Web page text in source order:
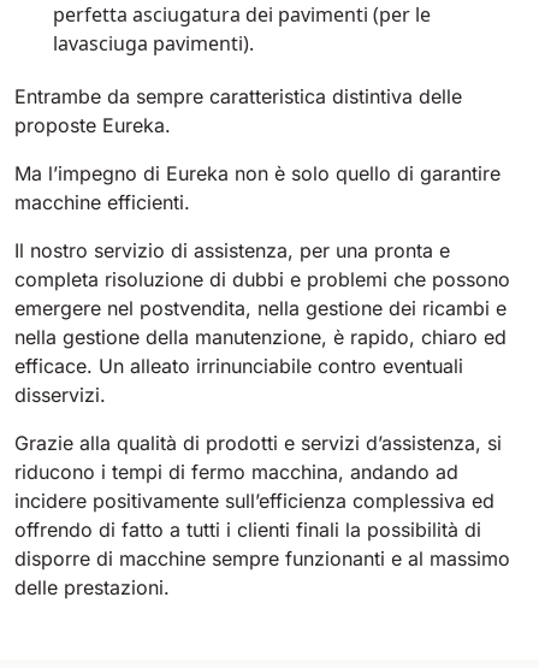
perfetta asciugatura dei pavimenti (per le
lavasciuga pavimenti).
Entrambe da sempre caratteristica distintiva delle
proposte Eureka.
Ma l’impegno di Eureka non è solo quello di garantire
macchine efficienti.
Il nostro servizio di assistenza, per una pronta e
completa risoluzione di dubbi e problemi che possono
emergere nel postvendita, nella gestione dei ricambi e
nella gestione della manutenzione, è rapido, chiaro ed
efficace. Un alleato irrinunciabile contro eventuali
disservizi.
Grazie alla qualità di prodotti e servizi d’assistenza, si
riducono i tempi di fermo macchina, andando ad
incidere positivamente sull’efficienza complessiva ed
offrendo di fatto a tutti i clienti finali la possibilità di
disporre di macchine sempre funzionanti e al massimo
delle prestazioni.